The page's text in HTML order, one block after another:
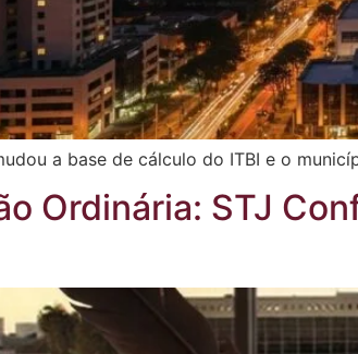
a base de cálculo do ITBI e o
Ordinária: STJ